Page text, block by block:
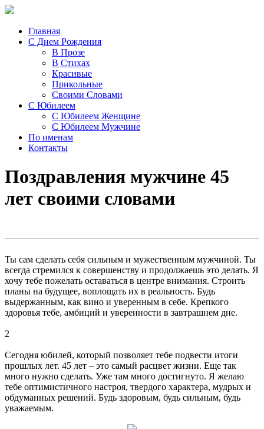
Главная
С Днем Рождения
В Прозе
В Стихах
Красивые
Прикольные
Своими Словами
С Юбилеем
С Юбилеем Женщине
С Юбилеем Мужчине
По именам
Контакты
Поздравления мужчине 45
лет своими словами
Ты сам сделать себя сильным и мужественным мужчиной. Ты
всегда стремился к совершенству и продолжаешь это делать. Я
хочу тебе пожелать оставаться в центре внимания. Строить
планы на будущее, воплощать их в реальность. Будь
выдержанным, как вино и уверенным в себе. Крепкого
здоровья тебе, амбиций и уверенности в завтрашнем дне.
2
Сегодня юбилей, который позволяет тебе подвести итоги
прошлых лет. 45 лет – это самый расцвет жизни. Еще так
много нужно сделать. Уже там много достигнуто. Я желаю
тебе оптимистичного настроя, твердого характера, мудрых и
обдуманных решений. Будь здоровым, будь сильным, будь
уважаемым.